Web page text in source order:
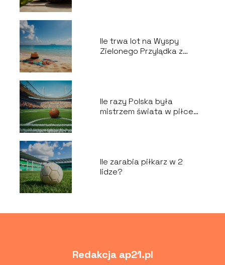
Ile trwa lot na Wyspy
Zielonego Przylądka z
Ile razy Polska była
mistrzem świata w piłce
Ile zarabia piłkarz w 2
lidze?
Redakcja ap21.pl